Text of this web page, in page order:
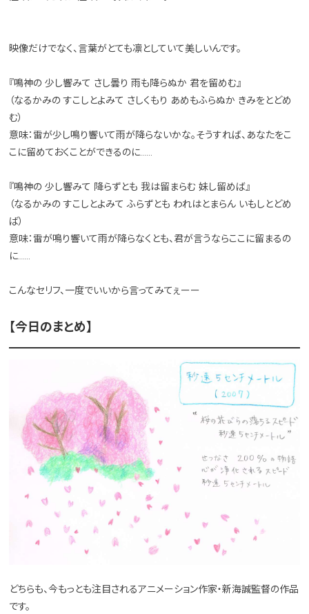
映像だけでなく、言葉がとても凛としていて美しいんです。
『鳴神の 少し響みて さし曇り 雨も降らぬか 君を留めむ』
（なるかみの すこしとよみて さしくもり あめもふらぬか きみをとどめ
む）
意味：雷が少し鳴り響いて雨が降らないかな。そうすれば、あなたをこ
こに留めておくことができるのに……
『鳴神の 少し響みて 降らずとも 我は留まらむ 妹し留めば』
（なるかみの すこしとよみて ふらずとも われはとまらん いもしとどめ
ば）
意味：雷が鳴り響いて雨が降らなくとも、君が言うならここに留まるの
に……
こんなセリフ、一度でいいから言ってみてぇーー
【今日のまとめ】
どちらも、今もっとも注目されるアニメーション作家・新海誠監督の作品
です。